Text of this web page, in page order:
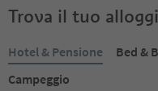
Trova il tuo
Hotel & Pensione Bed &
Campeggio